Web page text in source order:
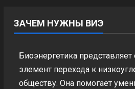
ЗАЧЕМ НУЖНЫ ВИЭ
Биоэнергетика
элемент перехода к
обществу. Она помогает